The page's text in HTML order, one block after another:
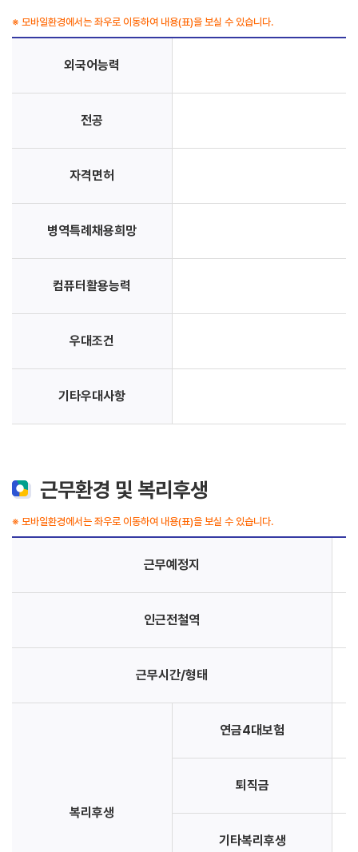
※ 모바일환경에서는 좌우로 이동하여 내용(표)을 보실 수 있습니다.
외국어능력
전공
자격면허
병역특례채용희망
컴퓨터활용능력
우대조건
기타우대사항
근무환경 및 복리후생
※ 모바일환경에서는 좌우로 이동하여 내용(표)을 보실 수 있습니다.
근무예정지
인근전철역
근무시간/형태
복리후생
연금4대보험
퇴직금
기타복리후생